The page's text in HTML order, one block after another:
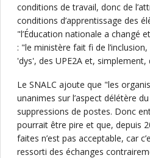
conditions de travail, donc de
conditions d’apprentissage des
"l’Éducation nationale a changé
: "le ministère fait fi de
'dys', des UPE2A et,
Le SNALC ajoute que "les
unanimes sur l’aspect délétère
suppressions de postes. Donc
pourrait être pire et que, depuis
faites n’est pas acceptable, car
ressorti des échanges